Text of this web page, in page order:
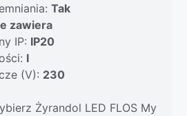
Tak
zawiera
IP: IP20
I
(V): 230
Żyrandol LED FLOS My